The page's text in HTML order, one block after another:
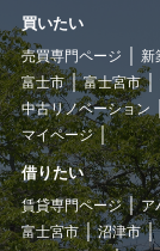
買いたい
売買専門ページ 新
富士市
富士宮市
中古リノベーション
マイページ
借りたい
賃貸専門ページ ア
富士宮市
沼津市